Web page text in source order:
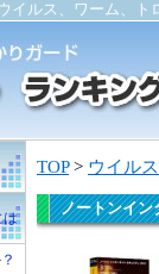
イルス、ワーム、
TOP> ウイル
ノートンイン
は